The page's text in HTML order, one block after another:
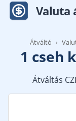
Valuta
Átváltó
1 cseh
Átváltás